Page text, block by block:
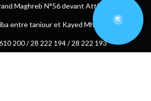
Maghreb N°56 devant Attijari Banque.
entre taniour et Kayed Mhamed .
200 / 28 222 194 / 28 222 193